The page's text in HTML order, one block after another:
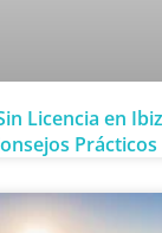
Licencia en
Prácticos